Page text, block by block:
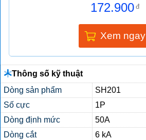
172.900 đ
Xem ngay
Thông số kỹ thuật
Dòng sản phẩm
SH201
Số cực
1P
Dòng định mức
50A
Dòng cắt
6 kA